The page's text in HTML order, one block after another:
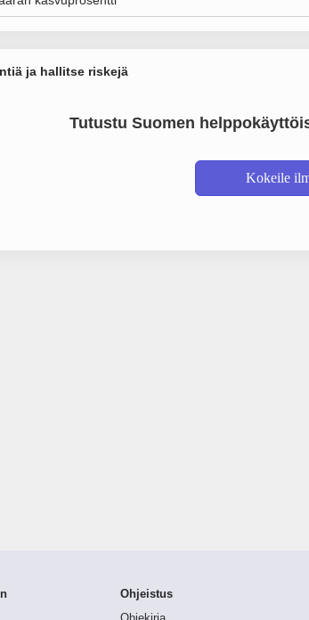
ja hallitse riskejä
Tutustu Suomen
Kokeile
Ohjeistus